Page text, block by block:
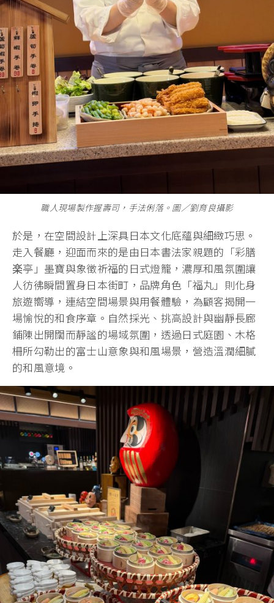
職人現場製作握壽司，手法俐落。圖∕劉育良攝影
於是，在空間設計上深具日本文化底蘊與細緻巧思。
走入餐廳，迎面而來的是由日本書法家親題的「彩膳
楽亭」墨寶與象徵祈福的日式燈籠，濃厚和風氛圍讓
人彷彿瞬間置身日本街町，品牌角色「福丸」則化身
旅遊嚮導，連結空間場景與用餐體驗，為顧客揭開一
場愉悅的和食序章。自然採光、挑高設計與幽靜長廊
鋪陳出開闊而靜謐的場域氛圍，透過日式庭園、木格
柵所勾勒出的富士山意象與和風場景，營造溫潤細膩
的和風意境。